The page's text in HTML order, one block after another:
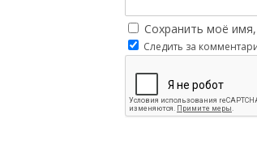
Сохранить моё
Следить за